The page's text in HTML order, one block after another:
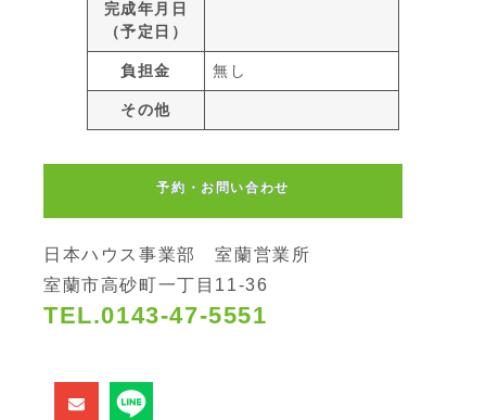
完成年月日
（予定日）
負担金 無し
その他
予約・お問い合わせ
日本ハウス事業部 室蘭営業所
室蘭市高砂町一丁目11-36
TEL.0143-47-5551